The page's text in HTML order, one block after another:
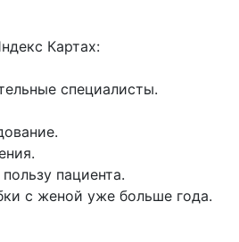
Картах:
специалисты.
пациента.
с женой уже больше года.